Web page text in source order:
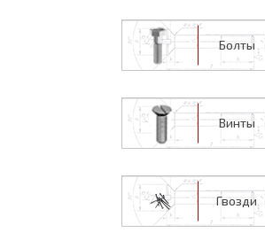
Болты
Винты
Гвозди